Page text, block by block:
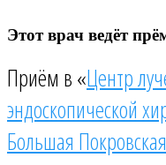
Этот врач ведёт
Приём в «Центр
эндоскопической
Большая Покровская